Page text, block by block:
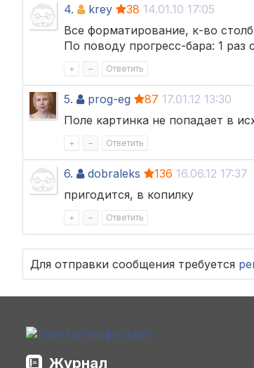
4. krey 38 14.01.10 17:05
Все форматирование, к-во
По поводу прогресс-бара: 1
+ – Ответить
5. prog-eg 87 17.01.12 13:30
Поле картинка не попадает в
+ – Ответить
6. dobraleks 136 16.06.12 17:37
пригодится, в копилку
+ – Ответить
Для отправки сообщения требуется
Журнал